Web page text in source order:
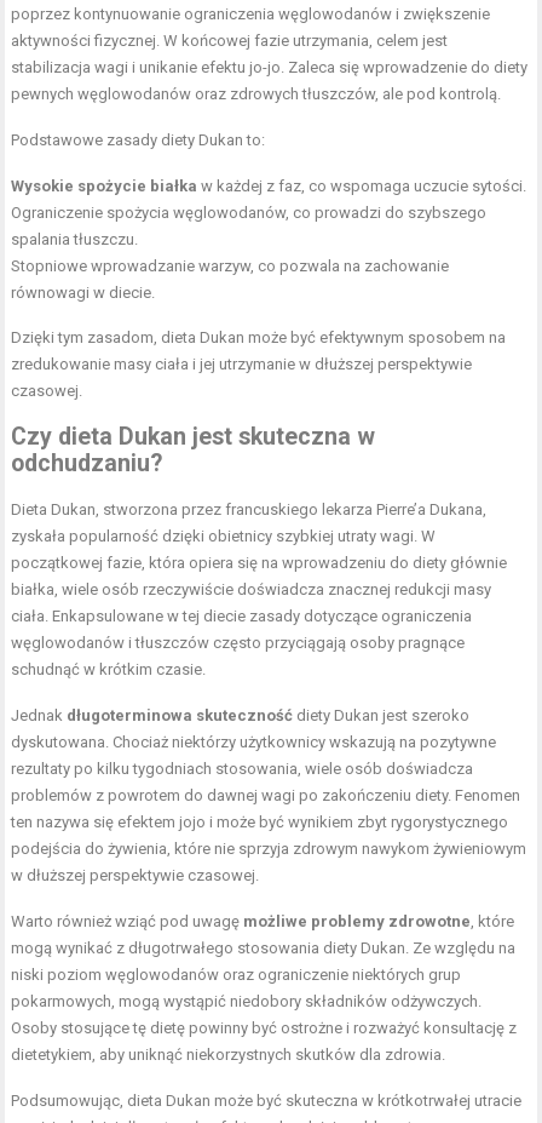
poprzez kontynuowanie ograniczenia węglowodanów i zwiększenie
aktywności fizycznej. W końcowej fazie utrzymania, celem jest
stabilizacja wagi i unikanie efektu jo-jo. Zaleca się wprowadzenie do diety
pewnych węglowodanów oraz zdrowych tłuszczów, ale pod kontrolą.
Podstawowe zasady diety Dukan to:
Wysokie spożycie białka w każdej z faz, co wspomaga uczucie sytości.
Ograniczenie spożycia węglowodanów, co prowadzi do szybszego
spalania tłuszczu.
Stopniowe wprowadzanie warzyw, co pozwala na zachowanie
równowagi w diecie.
Dzięki tym zasadom, dieta Dukan może być efektywnym sposobem na
zredukowanie masy ciała i jej utrzymanie w dłuższej perspektywie
czasowej.
Czy dieta Dukan jest skuteczna w
odchudzaniu?
Dieta Dukan, stworzona przez francuskiego lekarza Pierre’a Dukana,
zyskała popularność dzięki obietnicy szybkiej utraty wagi. W
początkowej fazie, która opiera się na wprowadzeniu do diety głównie
białka, wiele osób rzeczywiście doświadcza znacznej redukcji masy
ciała. Enkapsulowane w tej diecie zasady dotyczące ograniczenia
węglowodanów i tłuszczów często przyciągają osoby pragnące
schudnąć w krótkim czasie.
Jednak długoterminowa skuteczność diety Dukan jest szeroko
dyskutowana. Chociaż niektórzy użytkownicy wskazują na pozytywne
rezultaty po kilku tygodniach stosowania, wiele osób doświadcza
problemów z powrotem do dawnej wagi po zakończeniu diety. Fenomen
ten nazywa się efektem jojo i może być wynikiem zbyt rygorystycznego
podejścia do żywienia, które nie sprzyja zdrowym nawykom żywieniowym
w dłuższej perspektywie czasowej.
Warto również wziąć pod uwagę możliwe problemy zdrowotne, które
mogą wynikać z długotrwałego stosowania diety Dukan. Ze względu na
niski poziom węglowodanów oraz ograniczenie niektórych grup
pokarmowych, mogą wystąpić niedobory składników odżywczych.
Osoby stosujące tę dietę powinny być ostrożne i rozważyć konsultację z
dietetykiem, aby uniknąć niekorzystnych skutków dla zdrowia.
Podsumowując, dieta Dukan może być skuteczna w krótkotrwałej utracie